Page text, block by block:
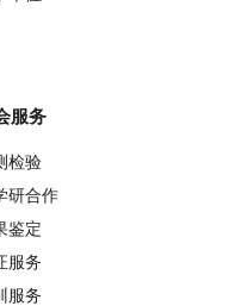
服务
检验
研合作
鉴定
服务
服务